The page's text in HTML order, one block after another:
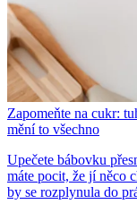
Zapomeňte na cukr:
mění to všechno
Upečete bábovku
máte pocit, že jí něco
by se rozplynula do